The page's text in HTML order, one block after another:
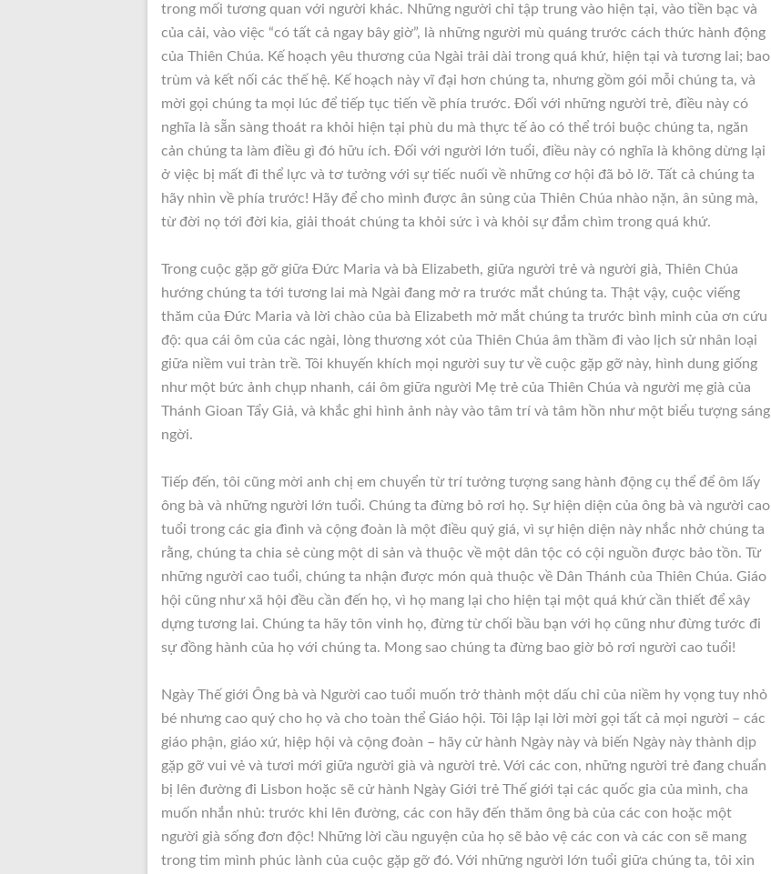
trong mối tương quan với người khác. Những người chỉ tập trung vào hiện tại, vào tiền bạc và
của cải, vào việc “có tất cả ngay bây giờ”, là những người mù quáng trước cách thức hành động
của Thiên Chúa. Kế hoạch yêu thương của Ngài trải dài trong quá khứ, hiện tại và tương lai; bao
trùm và kết nối các thế hệ. Kế hoạch này vĩ đại hơn chúng ta, nhưng gồm gói mỗi chúng ta, và
mời gọi chúng ta mọi lúc để tiếp tục tiến về phía trước. Đối với những người trẻ, điều này có
nghĩa là sẵn sàng thoát ra khỏi hiện tại phù du mà thực tế ảo có thể trói buộc chúng ta, ngăn
cản chúng ta làm điều gì đó hữu ích. Đối với người lớn tuổi, điều này có nghĩa là không dừng lại
ở việc bị mất đi thể lực và tơ tưởng với sự tiếc nuối về những cơ hội đã bỏ lỡ. Tất cả chúng ta
hãy nhìn về phía trước! Hãy để cho mình được ân sủng của Thiên Chúa nhào nặn, ân sủng mà,
từ đời nọ tới đời kia, giải thoát chúng ta khỏi sức ì và khỏi sự đắm chìm trong quá khứ.
Trong cuộc gặp gỡ giữa Đức Maria và bà Elizabeth, giữa người trẻ và người già, Thiên Chúa
hướng chúng ta tới tương lai mà Ngài đang mở ra trước mắt chúng ta. Thật vậy, cuộc viếng
thăm của Đức Maria và lời chào của bà Elizabeth mở mắt chúng ta trước bình minh của ơn cứu
độ: qua cái ôm của các ngài, lòng thương xót của Thiên Chúa âm thầm đi vào lịch sử nhân loại
giữa niềm vui tràn trề. Tôi khuyến khích mọi người suy tư về cuộc gặp gỡ này, hình dung giống
như một bức ảnh chụp nhanh, cái ôm giữa người Mẹ trẻ của Thiên Chúa và người mẹ già của
Thánh Gioan Tẩy Giả, và khắc ghi hình ảnh này vào tâm trí và tâm hồn như một biểu tượng sáng
ngời.
Tiếp đến, tôi cũng mời anh chị em chuyển từ trí tưởng tượng sang hành động cụ thể để ôm lấy
ông bà và những người lớn tuổi. Chúng ta đừng bỏ rơi họ. Sự hiện diện của ông bà và người cao
tuổi trong các gia đình và cộng đoàn là một điều quý giá, vì sự hiện diện này nhắc nhở chúng ta
rằng, chúng ta chia sẻ cùng một di sản và thuộc về một dân tộc có cội nguồn được bảo tồn. Từ
những người cao tuổi, chúng ta nhận được món quà thuộc về Dân Thánh của Thiên Chúa. Giáo
hội cũng như xã hội đều cần đến họ, vì họ mang lại cho hiện tại một quá khứ cần thiết để xây
dựng tương lai. Chúng ta hãy tôn vinh họ, đừng từ chối bầu bạn với họ cũng như đừng tước đi
sự đồng hành của họ với chúng ta. Mong sao chúng ta đừng bao giờ bỏ rơi người cao tuổi!
Ngày Thế giới Ông bà và Người cao tuổi muốn trở thành một dấu chỉ của niềm hy vọng tuy nhỏ
bé nhưng cao quý cho họ và cho toàn thể Giáo hội. Tôi lập lại lời mời gọi tất cả mọi người – các
giáo phận, giáo xứ, hiệp hội và cộng đoàn – hãy cử hành Ngày này và biến Ngày này thành dịp
gặp gỡ vui vẻ và tươi mới giữa người già và người trẻ. Với các con, những người trẻ đang chuẩn
bị lên đường đi Lisbon hoặc sẽ cử hành Ngày Giới trẻ Thế giới tại các quốc gia của mình, cha
muốn nhắn nhủ: trước khi lên đường, các con hãy đến thăm ông bà của các con hoặc một
người già sống đơn độc! Những lời cầu nguyện của họ sẽ bảo vệ các con và các con sẽ mang
trong tim mình phúc lành của cuộc gặp gỡ đó. Với những người lớn tuổi giữa chúng ta, tôi xin